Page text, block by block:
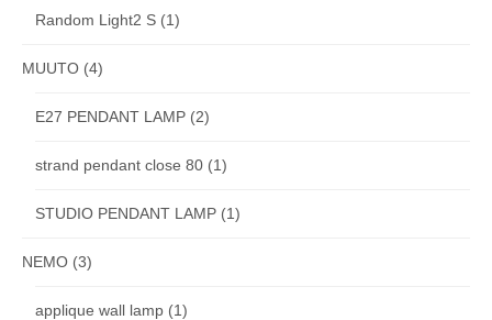
Random Light2 S (1)
MUUTO (4)
E27 PENDANT LAMP (2)
strand pendant close 80 (1)
STUDIO PENDANT LAMP (1)
NEMO (3)
applique wall lamp (1)